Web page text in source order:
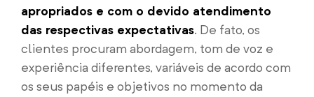
apropriados e com o devido atendimento
das respectivas expectativas. De fato, os
clientes procuram abordagem, tom de voz e
experiência diferentes, variáveis de acordo com
os seus papéis e objetivos no momento da